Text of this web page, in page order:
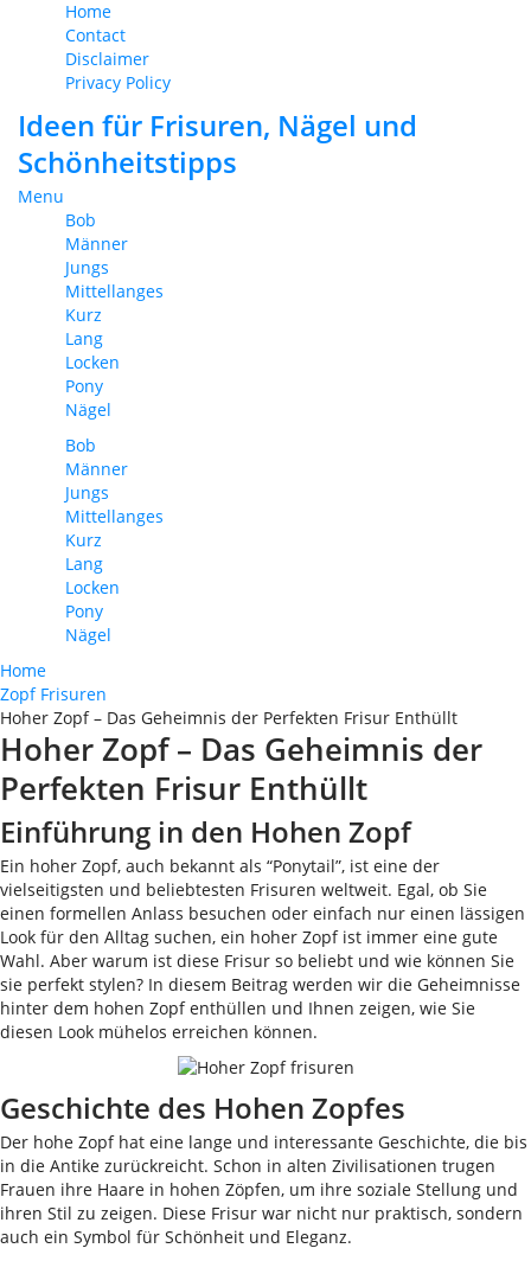
Home
Contact
Disclaimer
Privacy Policy
Ideen für Frisuren, Nägel und
Schönheitstipps
Menu
Bob
Männer
Jungs
Mittellanges
Kurz
Lang
Locken
Pony
Nägel
Bob
Männer
Jungs
Mittellanges
Kurz
Lang
Locken
Pony
Nägel
Home
Zopf Frisuren
Hoher Zopf – Das Geheimnis der Perfekten Frisur Enthüllt
Hoher Zopf – Das Geheimnis der
Perfekten Frisur Enthüllt
Einführung in den Hohen Zopf
Ein hoher Zopf, auch bekannt als “Ponytail”, ist eine der
vielseitigsten und beliebtesten Frisuren weltweit. Egal, ob Sie
einen formellen Anlass besuchen oder einfach nur einen lässigen
Look für den Alltag suchen, ein hoher Zopf ist immer eine gute
Wahl. Aber warum ist diese Frisur so beliebt und wie können Sie
sie perfekt stylen? In diesem Beitrag werden wir die Geheimnisse
hinter dem hohen Zopf enthüllen und Ihnen zeigen, wie Sie
diesen Look mühelos erreichen können.
Geschichte des Hohen Zopfes
Der hohe Zopf hat eine lange und interessante Geschichte, die bis
in die Antike zurückreicht. Schon in alten Zivilisationen trugen
Frauen ihre Haare in hohen Zöpfen, um ihre soziale Stellung und
ihren Stil zu zeigen. Diese Frisur war nicht nur praktisch, sondern
auch ein Symbol für Schönheit und Eleganz.